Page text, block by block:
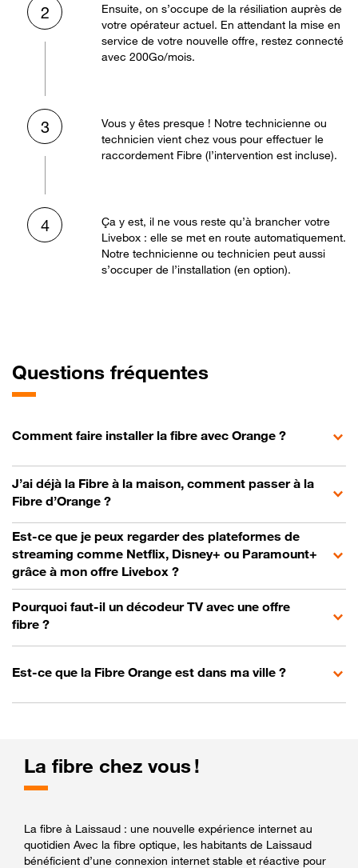
2
Ensuite, on s’occupe de la résiliation auprès de
votre opérateur actuel. En attendant la mise en
service de votre nouvelle offre, restez connecté
avec 200Go/mois.
3
Vous y êtes presque ! Notre technicienne ou
technicien vient chez vous pour effectuer le
raccordement Fibre (l’intervention est incluse).
4
Ça y est, il ne vous reste qu’à brancher votre
Livebox : elle se met en route automatiquement.
Notre technicienne ou technicien peut aussi
s’occuper de l’installation (en option).
Questions fréquentes
Comment faire installer la fibre avec Orange ?
J’ai déjà la Fibre à la maison, comment passer à la
Fibre d’Orange ?
Est-ce que je peux regarder des plateformes de
streaming comme Netflix, Disney+ ou Paramount+
grâce à mon offre Livebox ?
Pourquoi faut-il un décodeur TV avec une offre
fibre ?
Est-ce que la Fibre Orange est dans ma ville ?
La fibre chez vous !
La fibre à Laissaud : une nouvelle expérience internet au
quotidien Avec la fibre optique, les habitants de Laissaud
bénéficient d’une connexion internet stable et réactive pour